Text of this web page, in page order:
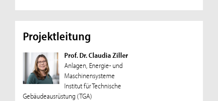
Projektleitung
Prof. Dr. Claudia Ziller
Anlagen, Energie- und
Maschinensysteme
Institut für Technische
Gebäudeausrüstung (TGA)